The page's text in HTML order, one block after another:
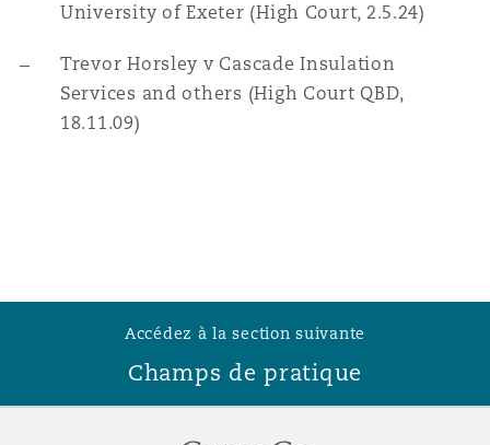
University of Exeter (High Court, 2.5.24)
Trevor Horsley v Cascade Insulation
Services and others (High Court QBD,
18.11.09)
Accédez à la section suivante
Champs de pratique